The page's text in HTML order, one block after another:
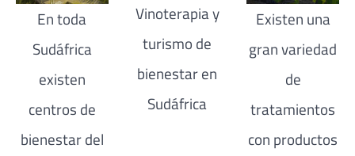
En toda
Sudáfrica
existen
centros de
bienestar del
Vinoterapia y
turismo de
bienestar en
Sudáfrica
Existen una
gran variedad
de
tratamientos
con productos